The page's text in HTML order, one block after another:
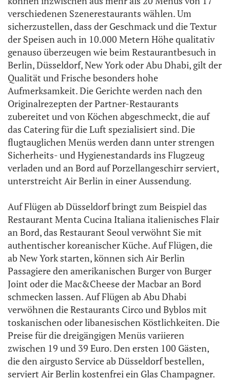
verschiedenen Szenerestaurants wählen. Um
sicherzustellen, dass der Geschmack und die Textur
der Speisen auch in 10.000 Metern Höhe qualitativ
genauso überzeugen wie beim Restaurantbesuch in
Berlin, Düsseldorf, New York oder Abu Dhabi, gilt der
Qualität und Frische besonders hohe
Aufmerksamkeit. Die Gerichte werden nach den
Originalrezepten der Partner-Restaurants
zubereitet und von Köchen abgeschmeckt, die auf
das Catering für die Luft spezialisiert sind. Die
flugtauglichen Menüs werden dann unter strengen
Sicherheits- und Hygienestandards ins Flugzeug
verladen und an Bord auf Porzellangeschirr serviert,
unterstreicht Air Berlin in einer Aussendung.
Auf Flügen ab Düsseldorf bringt zum Beispiel das
Restaurant Menta Cucina Italiana italienisches Flair
an Bord, das Restaurant Seoul verwöhnt Sie mit
authentischer koreanischer Küche. Auf Flügen, die
ab New York starten, können sich Air Berlin
Passagiere den amerikanischen Burger von Burger
Joint oder die Mac&Cheese der Macbar an Bord
schmecken lassen. Auf Flügen ab Abu Dhabi
verwöhnen die Restaurants Circo und Byblos mit
toskanischen oder libanesischen Köstlichkeiten. Die
Preise für die dreigängigen Menüs variieren
zwischen 19 und 39 Euro. Den ersten 100 Gästen,
die den airgusto Service ab Düsseldorf bestellen,
serviert Air Berlin kostenfrei ein Glas Champagner.